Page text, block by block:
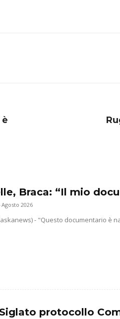
Braca: “Il mio
Agosto 2026
- "Questo documentario è
protocollo